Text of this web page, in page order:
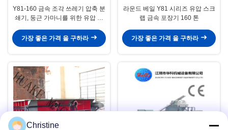
Y81-160 금속 조각 쓰레기 압축 분
쇄기, 둥근 가마니를 위한 유압 작
가장 좋은 가격 을 구하라
라운드 베일 Y81 시리즈 유압 스크
랩 금속 포장기 160 톤
가장 좋은 가격 을 구하라
Christine